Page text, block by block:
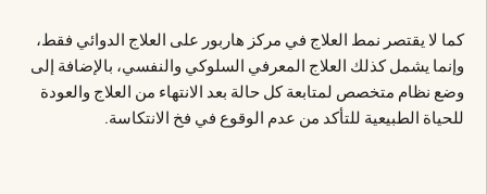
كما لا يقتصر نمط العلاج في مركز هاربور على العلاج الدوائي فقط،
وإنما يشمل كذلك العلاج المعرفي السلوكي والنفسي، بالإضافة إلى
وضع نظام متخصص لمتابعة كل حالة بعد الانتهاء من العلاج والعودة
للحياة الطبيعية للتأكد من عدم الوقوع في فخ الانتكاسة.